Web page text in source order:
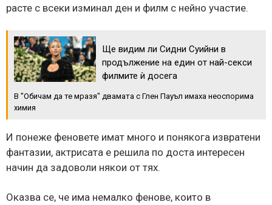
расте с всеки изминал ден и филм с нейно участие.
Ще видим ли Сидни Суийни в
продължение на един от най-секси
филмите ѝ досега
В "Обичам да те мразя" двамата с Глeн Пауъл имаха неоспорима
химия
И понеже феновете имат много и понякога извратени
фантазии, актрисата е решила по доста интересен
начин да задоволи някои от тях.
Оказва се, че има немалко фенове, които в